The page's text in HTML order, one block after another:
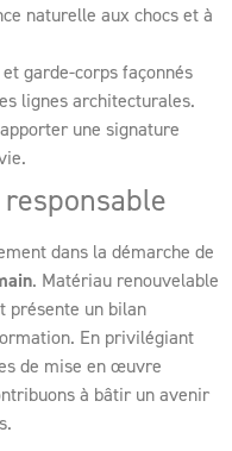
naturelle aux chocs et à
garde-corps façonnés
lignes architecturales.
une signature
dans la démarche de
. Matériau renouvelable
présente un bilan
En privilégiant
de mise en œuvre
à bâtir un avenir